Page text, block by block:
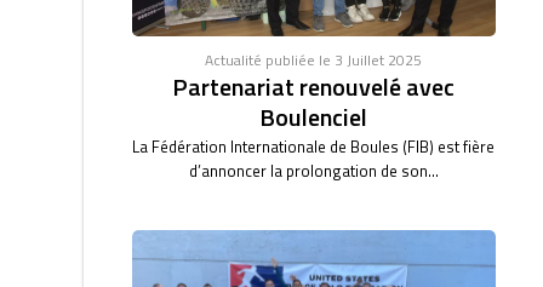
Actualité publiée le 3 Juillet 2025
Partenariat renouvelé avec
Boulenciel
La Fédération Internationale de Boules (FIB) est fière
d’annoncer la prolongation de son...